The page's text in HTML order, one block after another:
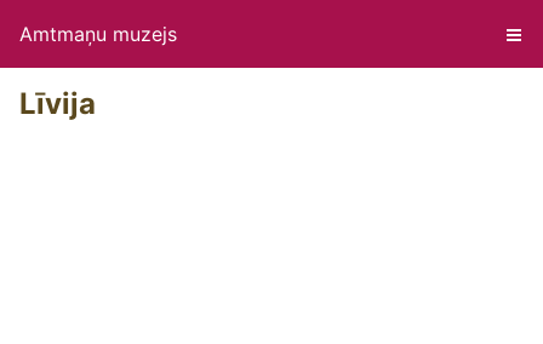
Amtmaņu muzejs
Līvija